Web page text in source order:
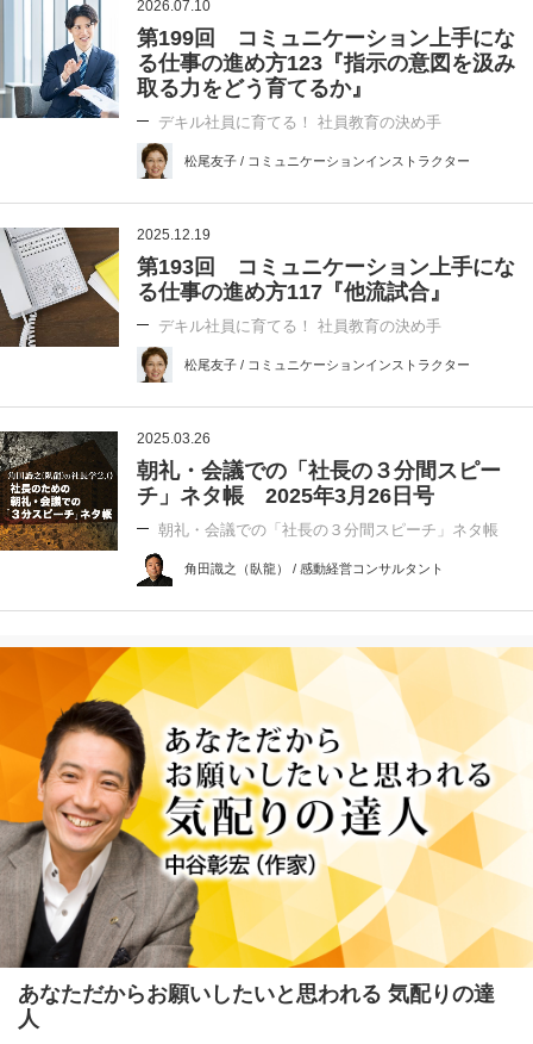
2026.07.10
第199回 コミュニケーション上手にな
る仕事の進め方123『指示の意図を汲み
取る力をどう育てるか』
デキル社員に育てる！ 社員教育の決め手
松尾友子 / コミュニケーションインストラクター
2025.12.19
第193回 コミュニケーション上手にな
る仕事の進め方117『他流試合』
デキル社員に育てる！ 社員教育の決め手
松尾友子 / コミュニケーションインストラクター
2025.03.26
朝礼・会議での「社長の３分間スピー
チ」ネタ帳 2025年3月26日号
朝礼・会議での「社長の３分間スピーチ」ネタ帳
角田識之（臥龍） / 感動経営コンサルタント
あなただからお願いしたいと思われる 気配りの達
人